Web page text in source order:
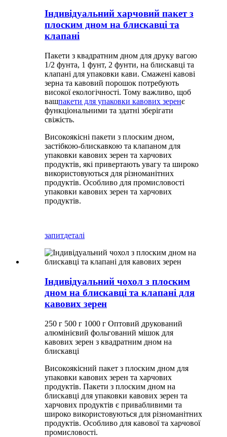
Індивідуальний харчовий пакет з
плоским дном на блискавці та
клапані
Пакети з квадратним дном для друку вагою
1/2 фунта, 1 фунт, 2 фунти, на блискавці та
клапані для упаковки кави. Смажені кавові
зерна та кавовий порошок потребують
високої екологічності. Тому важливо, щоб
вашпакети для упаковки кавових зеренє
функціональними та здатні зберігати
свіжість.
Високоякісні пакети з плоским дном,
застібкою-блискавкою та клапаном для
упаковки кавових зерен та харчових
продуктів, які привертають увагу та широко
використовуються для різноманітних
продуктів. Особливо для промисловості
упаковки кавових зерен та харчових
продуктів.
запитдеталі
Індивідуальний чохол з плоским
дном на блискавці та клапані для
кавових зерен
250 г 500 г 1000 г Оптовий друкований
алюмінієвий фольгований мішок для
кавових зерен з квадратним дном на
блискавці
Високоякісний пакет з плоским дном для
упаковки кавових зерен та харчових
продуктів. Пакети з плоским дном на
блискавці для упаковки кавових зерен та
харчових продуктів є привабливими та
широко використовуються для різноманітних
продуктів. Особливо для кавової та харчової
промисловості.